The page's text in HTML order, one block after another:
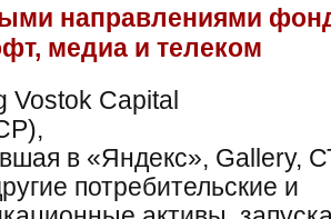
направлениями
медиа и телеком
Vostok Capital
в «Яндекс», Gallery,
потребительские и